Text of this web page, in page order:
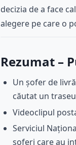
decizia de a face
alegere pe care o
Rezumat –
Un șofer de
căutat un
Videoclipul
Serviciul
șoferi care au